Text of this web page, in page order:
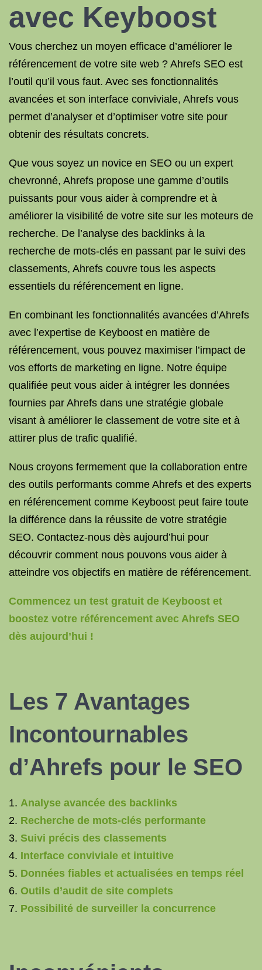
avec Keyboost
Vous cherchez un moyen efficace d’améliorer le
référencement de votre site web ? Ahrefs SEO est
l’outil qu’il vous faut. Avec ses fonctionnalités
avancées et son interface conviviale, Ahrefs vous
permet d’analyser et d’optimiser votre site pour
obtenir des résultats concrets.
Que vous soyez un novice en SEO ou un expert
chevronné, Ahrefs propose une gamme d’outils
puissants pour vous aider à comprendre et à
améliorer la visibilité de votre site sur les moteurs de
recherche. De l’analyse des backlinks à la
recherche de mots-clés en passant par le suivi des
classements, Ahrefs couvre tous les aspects
essentiels du référencement en ligne.
En combinant les fonctionnalités avancées d’Ahrefs
avec l’expertise de Keyboost en matière de
référencement, vous pouvez maximiser l’impact de
vos efforts de marketing en ligne. Notre équipe
qualifiée peut vous aider à intégrer les données
fournies par Ahrefs dans une stratégie globale
visant à améliorer le classement de votre site et à
attirer plus de trafic qualifié.
Nous croyons fermement que la collaboration entre
des outils performants comme Ahrefs et des experts
en référencement comme Keyboost peut faire toute
la différence dans la réussite de votre stratégie
SEO. Contactez-nous dès aujourd’hui pour
découvrir comment nous pouvons vous aider à
atteindre vos objectifs en matière de référencement.
Commencez un test gratuit de Keyboost et
boostez votre référencement avec Ahrefs SEO
dès aujourd’hui !
Les 7 Avantages
Incontournables
d’Ahrefs pour le SEO
Analyse avancée des backlinks
Recherche de mots-clés performante
Suivi précis des classements
Interface conviviale et intuitive
Données fiables et actualisées en temps réel
Outils d’audit de site complets
Possibilité de surveiller la concurrence